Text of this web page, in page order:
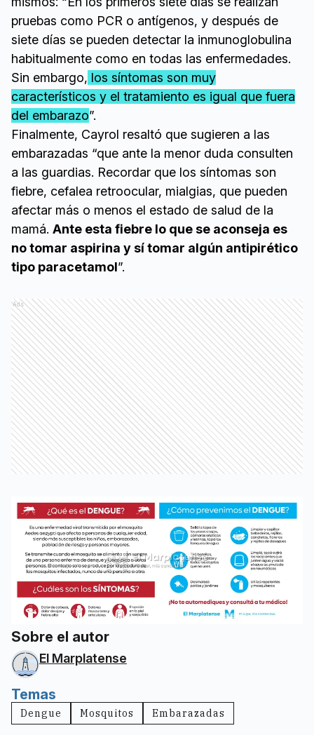
pruebas como PCR o antígenos, y después de
siete días se pueden detectar la inmunoglobulina
habitualmente como en todas las enfermedades.
Sin embargo, los síntomas son muy
característicos y el tratamiento es igual que fuera
del embarazo”.
Finalmente, Cayrol resaltó que sugieren a las
embarazadas “que ante la menor duda consulten
a las guardias. Recordar que los síntomas son
fiebre, cefalea retroocular, mialgias, que pueden
afectar más o menos el estado de salud de la
mamá. Ante esta fiebre lo que se aconseja es
no tomar aspirina y sí tomar algún antipirético
tipo paracetamol”.
Ads
Sobre el autor
El Marplatense
Temas
Dengue Mosquitos Embarazadas